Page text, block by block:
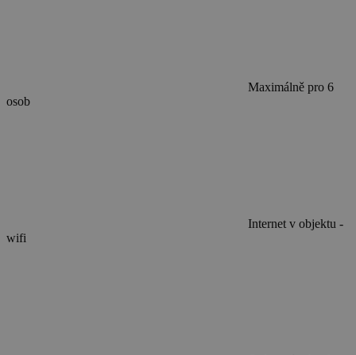
Maximálně pro 6
osob
Internet v objektu -
wifi